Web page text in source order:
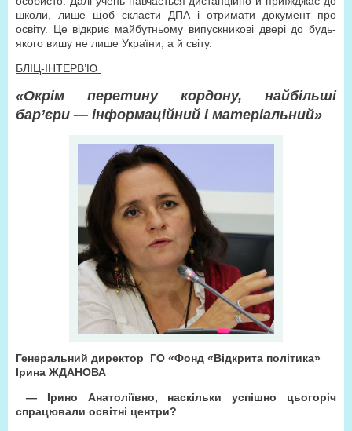
школи, лише щоб скласти ДПА і отримати документ про
освіту. Це відкриє майбутньому випуск­никові двері до будь-
якого вишу не лише України, а й світу.
БЛІЦ-ІНТЕРВ’Ю
«Окрім перетину кордону, найбільші
бар’єри — інформаційний і матеріальний»
Генеральний директор ГО «Фонд «Відкрита політика»
Ірина ЖДАНОВА
— Ірино Анатоліївно, наскільки успішно цьогоріч
спрацювали освітні центри?